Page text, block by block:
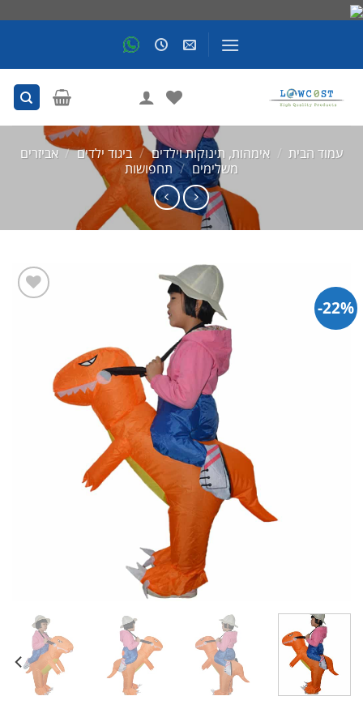
עמוד הבית / אימהות, תינוקות וילדים / ביגוד ילדים / אביזרים
משלימים / תחפושות
22%-